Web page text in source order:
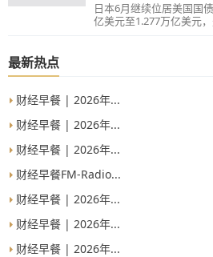
日本6月继续位居美国国
亿美元至1.277万亿美元
最新热点
财经早餐 | 2026年...
财经早餐 | 2026年...
财经早餐 | 2026年...
财经早餐FM-Radio...
财经早餐 | 2026年...
财经早餐 | 2026年...
财经早餐 | 2026年...